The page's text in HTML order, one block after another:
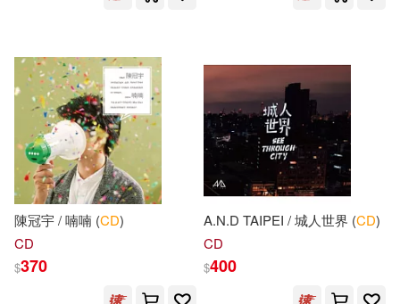
本書編寫組編(102) 張泉(99)
素人onlyﾌﾟﾗﾑ(99) 素人(95)
馬德高(94)
中公教育醫療衛生系統考試研究院
電子工業出版社(867)
ZERO ONE STYLE.inc(836)
中國人民大學出版社(820)
映象國際多媒體(796)
MTEX(756)
陝西人民教育出版社(746)
免費電子書(40)
其他 (可複選)
現在可購買商品(27623)
價格
陳冠宇 / 喃喃 (CD)
CD
$370
A.N.D TAIPEI / 城人世界 (CD)
CD
$400